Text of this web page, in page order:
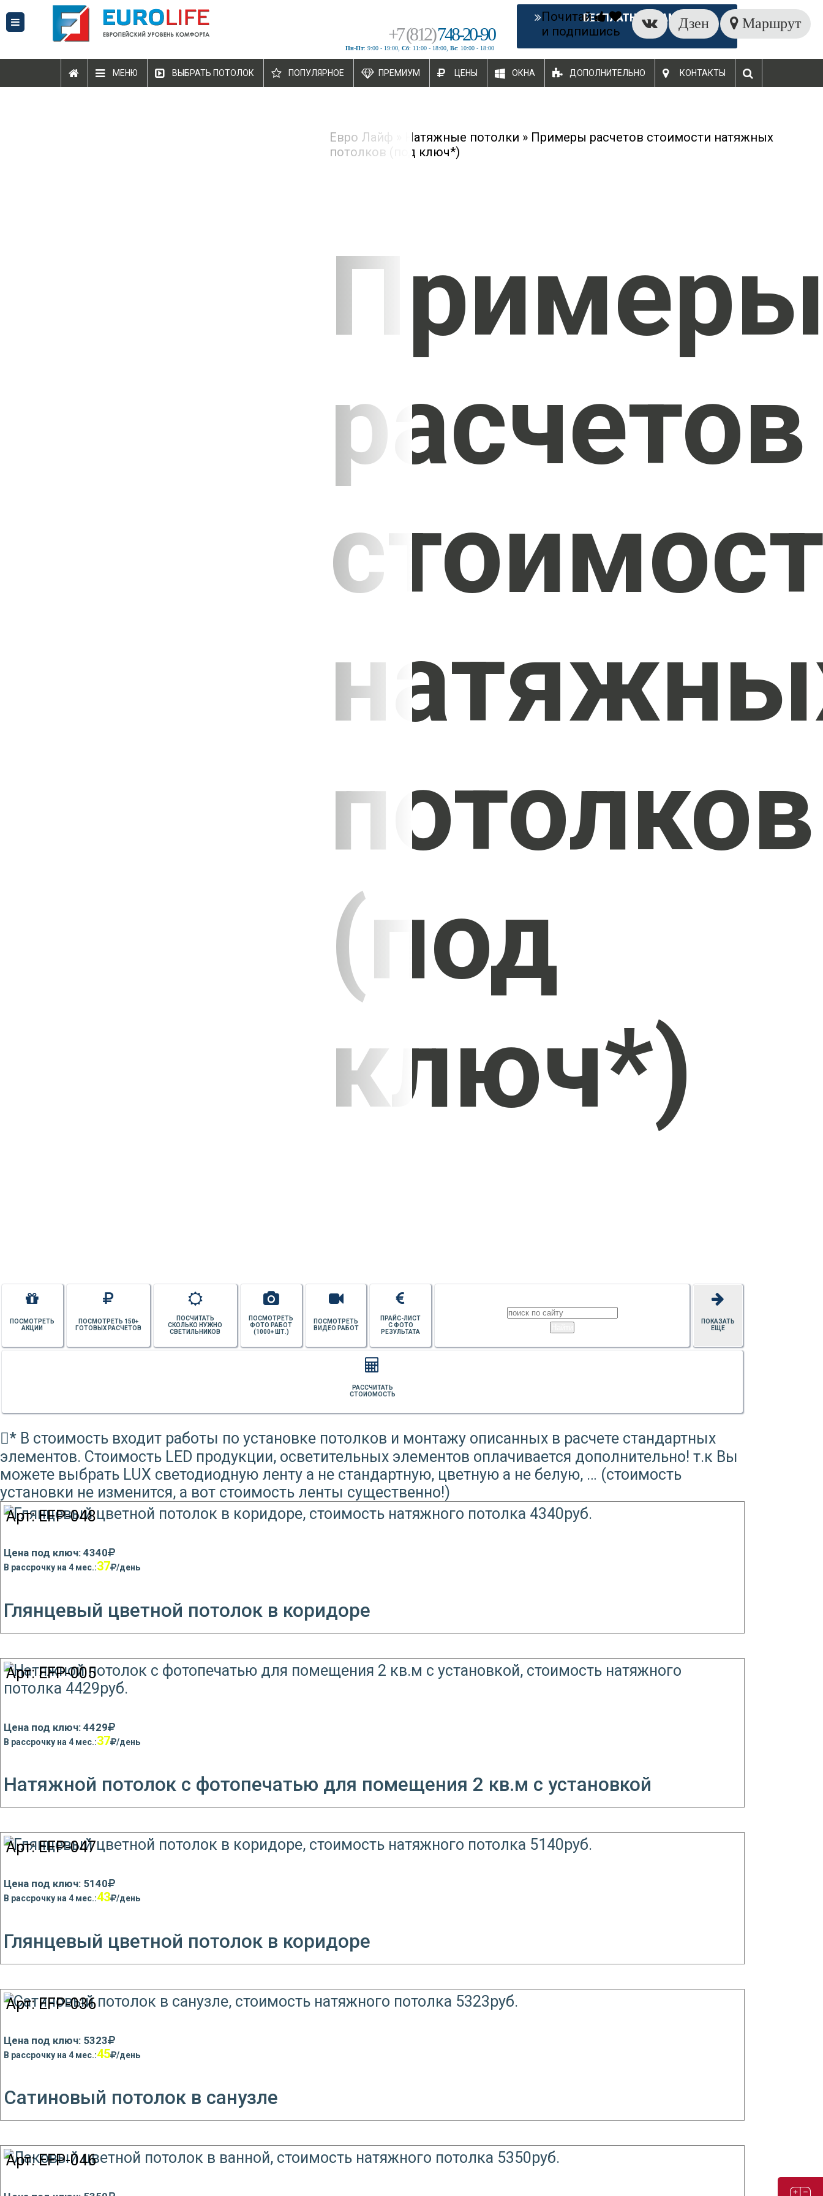
+7(812)748-20-90
Пн-Пт: 9:00 - 19:00, Сб: 11:00 - 18:00, Вс: 10:00 - 18:00
БЕСПЛАТНЫЙ ЗАМЕР
МЕНЮ ВЫБРАТЬ ПОТОЛОК ПОПУЛЯРНОЕ ПРЕМИУМ ЦЕНЫ ОКНА ДОПОЛНИТЕЛЬНО КОНТАКТЫ
Почитай
и подпишись
Дзен Маршрут
Евро Лайф Натяжные потолки » Примеры расчетов стоимости натяжных
потолков (под ключ*)
расчетов
потолков
(под
ключ*)
ПОКАЗАТЬ
ЕЩЕ
ПРАЙС-ЛИСТ
С ФОТО
РЕЗУЛЬТАТА
ПОСМОТРЕТЬ
ВИДЕО РАБОТ
ПОСМОТРЕТЬ
ФОТО РАБОТ
(1000+ ШТ.)
ПОСЧИТАТЬ
СКОЛЬКО НУЖНО
СВЕТИЛЬНИКОВ
ПОСМОТРЕТЬ 150+
ГОТОВЫХ РАСЧЕТОВ
ПОСМОТРЕТЬ
АКЦИИ
РАССЧИТАТЬ
СТОИОМОСТЬ
* В стоимость входит работы по установке потолков и монтажу описанных в расчете стандартных
элементов. Стоимость LED продукции, осветительных элементов оплачивается дополнительно! т.к Вы
можете выбрать LUX светодиодную ленту а не стандартную, цветную а не белую, … (стоимость
установки не изменится, а вот стоимость ленты существенно!)
Арт:EFP-048
Цена под ключ: 4340
В рассрочку на 4 мес.:37 /день
Глянцевый цветной потолок в коридоре
Арт:EFP-005
Цена под ключ: 4429
В рассрочку на 4 мес.:37 /день
Натяжной потолок с фотопечатью для помещения 2 кв.м с установкой
Арт:EFP-047
Цена под ключ: 5140
В рассрочку на 4 мес.:43 /день
Глянцевый цветной потолок в коридоре
Арт:EFP-036
Цена под ключ: 5323
В рассрочку на 4 мес.:45 /день
Сатиновый потолок в санузле
Арт:EFP-046